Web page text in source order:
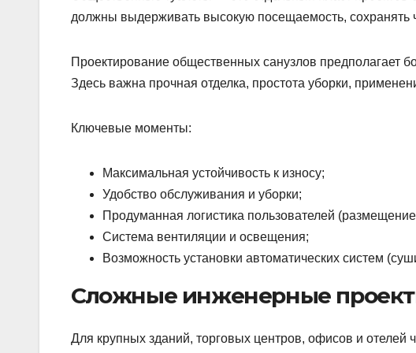
должны выдерживать высокую посещаемость, сохранять
Проектирование общественных санузлов предполагает
Здесь важна прочная отделка, простота уборки,
Ключевые моменты:
Максимальная устойчивость к износу;
Удобство обслуживания и уборки;
Продуманная логистика пользователей
Система вентиляции и освещения;
Возможность установки автоматических систем
Сложные инженерные
Для крупных зданий, торговых центров, офисов и